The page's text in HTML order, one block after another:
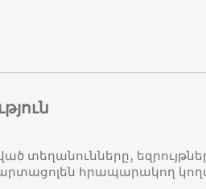
տեղանունները,
հրապարակող